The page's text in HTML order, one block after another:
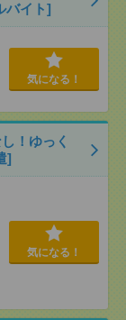
バイト]
気になる！
！ゆっく
]
気になる！